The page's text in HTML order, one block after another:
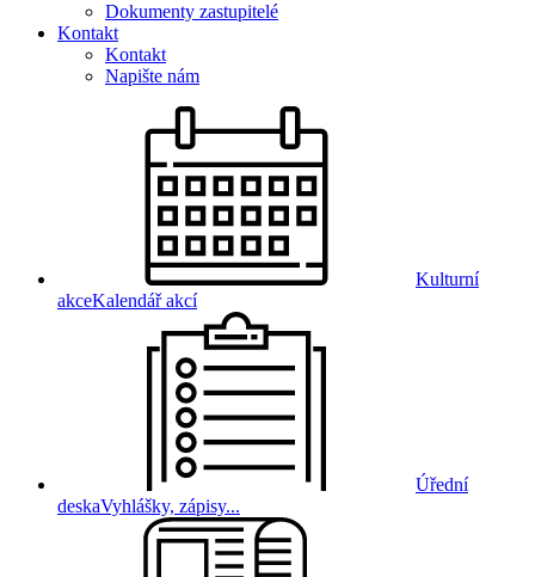
Dokumenty zastupitelé
Kontakt
Kontakt
Napište nám
Kulturní
akceKalendář akcí
Úřední
deskaVyhlášky, zápisy...